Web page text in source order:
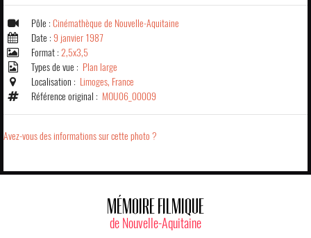
Pôle : Cinémathèque de Nouvelle-Aquitaine
Date : 9 janvier 1987
Format : 2,5x3,5
Types de vue : Plan large
Localisation : Limoges, France
Référence original : MOU06_00009
Avez-vous des informations sur cette photo ?
MÉMOIRE FILMIQUE
de Nouvelle-Aquitaine